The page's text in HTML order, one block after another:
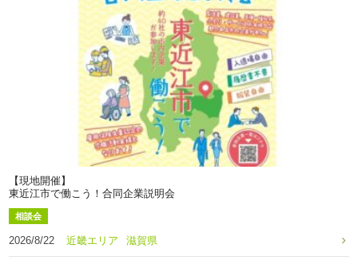
【現地開催】
東近江市で働こう！合同企業説明会
相談会
2026/8/22 近畿エリア 滋賀県